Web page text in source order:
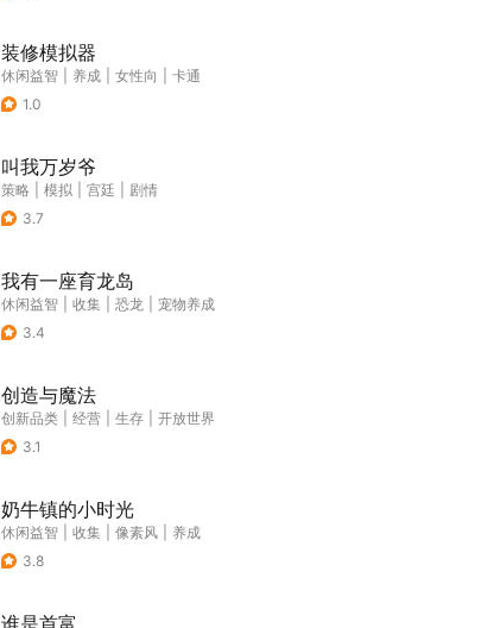
装修模拟器
休闲益智 养成 女性向
卡通
1.0
叫我万岁爷
策略 模拟 宫廷
剧情
3.7
我有一座育龙岛
休闲益智 收集 恐龙
宠物养成
3.4
创造与魔法
创新品类 经营 生存
开放世界
3.1
奶牛镇的小时光
休闲益智 收集 像素风
养成
3.8
谁是首富